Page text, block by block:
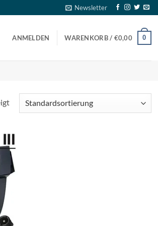
Newsletter
ANMELDEN WARENKORB / €0,00 0